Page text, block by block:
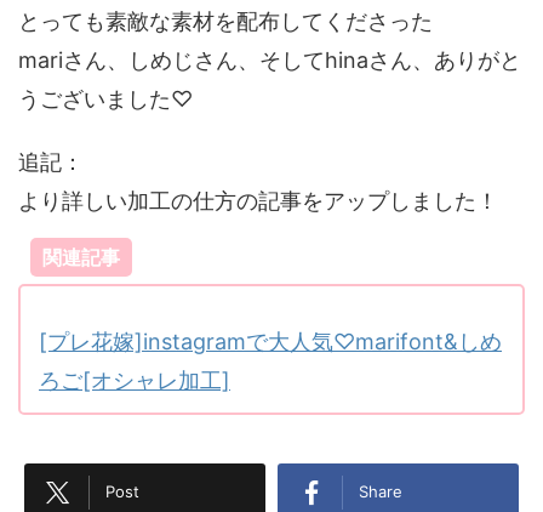
とっても素敵な素材を配布してくださった
mariさん、しめじさん、そしてhinaさん、ありがと
うございました♡
追記：
より詳しい加工の仕方の記事をアップしました！
関連記事
[プレ花嫁]instagramで大人気♡marifont&しめ
ろご[オシャレ加工]
Post Share